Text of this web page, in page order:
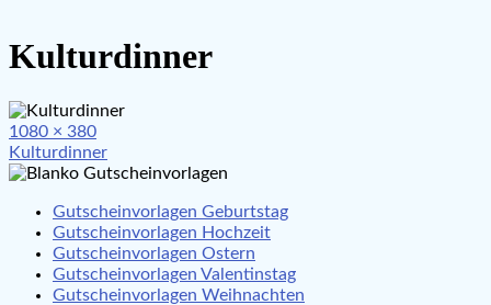
Kulturdinner
Full
size
1080 × 380
Beitragsnavigation
Kulturdinner
Gutscheinvorlagen Geburtstag
Gutscheinvorlagen Hochzeit
Gutscheinvorlagen Ostern
Gutscheinvorlagen Valentinstag
Gutscheinvorlagen Weihnachten